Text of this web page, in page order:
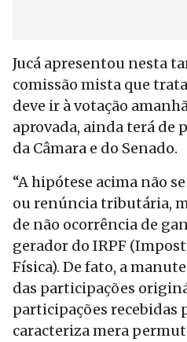
Jucá apresentou nesta
comissão mista que
deve ir à votação
aprovada, ainda terá de
da Câmara e do Senado.
“A hipótese acima não
ou renúncia tributária,
de não ocorrência de
gerador do IRPF
Física). De fato, a
das participações
participações recebidas
caracteriza mera